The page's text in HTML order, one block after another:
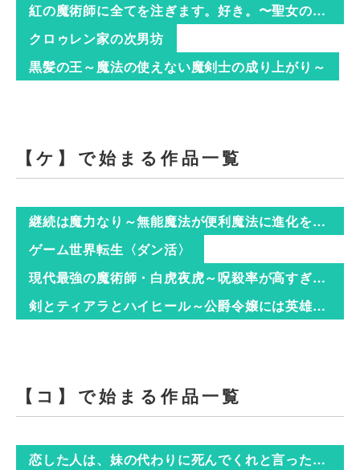
紅の魔術師に全てを注ぎます。好き。〜聖女の力を軽く見積もられ婚約破棄されました。後悔しても知りません〜
クロゥレン家の次男坊
黒髪の王～魔法の使えない魔剣士の成り上がり～
【ケ】で始まる作品一覧
継続は魔力なり～無能魔法が便利魔法に進化を遂げました～
ゲーム世界転生〈ダン活〉
現代最強の魔術師・白虎夜虎～呪殺率が高すぎる世界で、転生者の俺は死にたくないから死ぬほど鍛えて呪いを祓う。気づけば五大貴族の令嬢達が花嫁競争《ヒロインレース》を始めました～
剣とティアラとハイヒール～公爵令嬢には英雄の魂が宿る～
【コ】で始まる作品一覧
恋した人は、妹の代わりに死んでくれと言った。―妹と結婚した片思い相手がなぜ今さら私のもとに？と思ったら―